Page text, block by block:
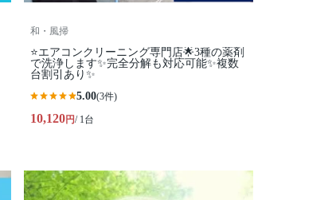
和・風掃
⭐️エアコンクリーニング専門店🌟3種の薬剤
で洗浄します✨完全分解も対応可能✨複数
台割引あり✨
5.00(3件)
10,120円/ 1台